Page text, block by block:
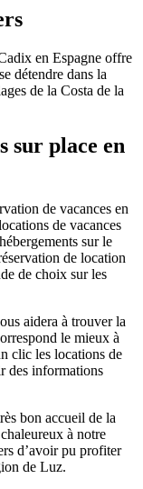
en Espagne offre
détendre dans la
de la Costa de la
sur place en
de vacances en
de vacances
sur le
de location
de choix sur les
aidera à trouver la
le mieux à
clic les locations de
des informations
bon accueil de la
à notre
d’avoir pu profiter
de Luz.